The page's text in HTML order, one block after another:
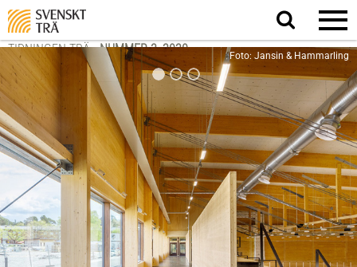
Sök
på
webbplatsen
TIDNINGEN TRÄ-NUMMER 3, 2020 Foto: Jansin & Hammarling